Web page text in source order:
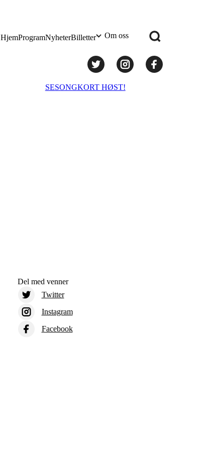
HjemProgramNyheterBilletter Om oss
SESONGKORT HØST!
Del med venner
Twitter
Instagram
Facebook